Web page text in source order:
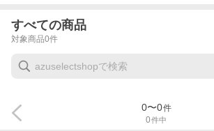
すべての商品
対象商品0件
0件中
0〜0件